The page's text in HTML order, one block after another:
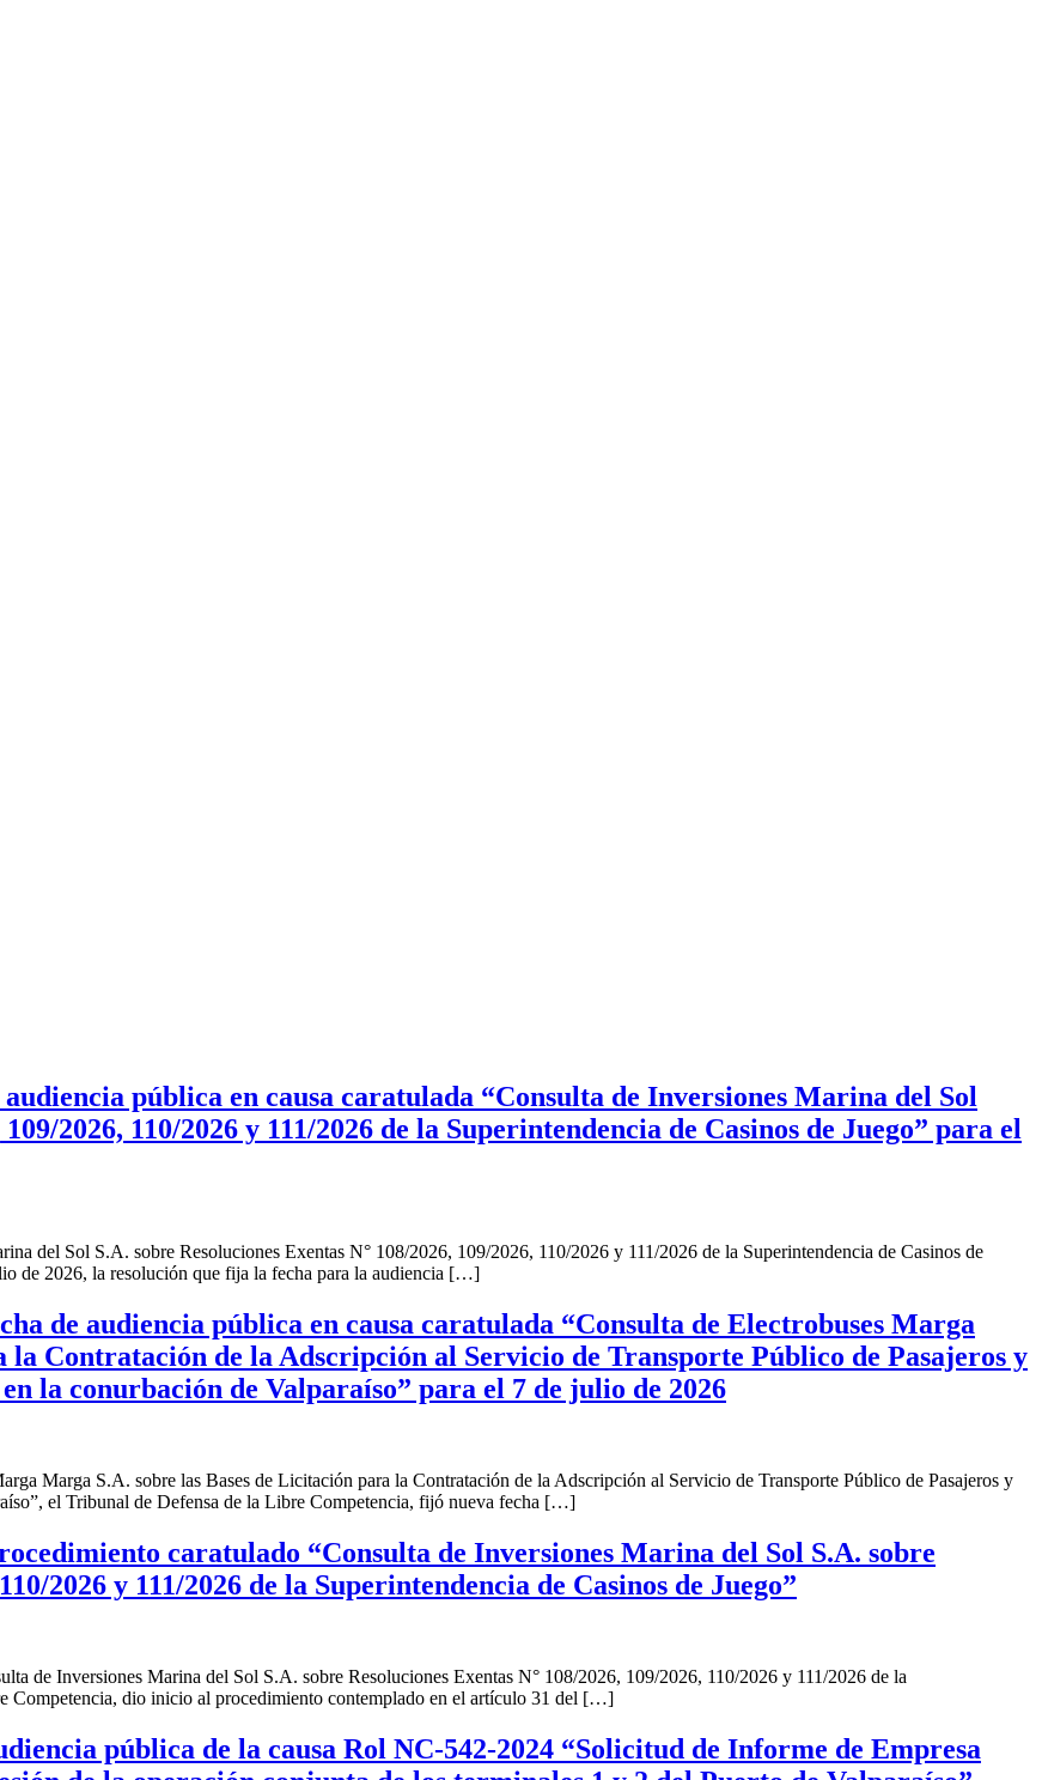
pública en causa caratulada “Consulta de Inversiones Marina del Sol
2026, 110/2026 y 111/2026 de la Superintendencia de Casinos de Juego” para el
del Sol S.A. sobre Resoluciones Exentas N° 108/2026, 109/2026, 110/2026 y 111/2026 de la Superintendencia de Casinos de
de 2026, la resolución que fija la fecha para la audiencia […]
de audiencia pública en causa caratulada “Consulta de Electrobuses Marga
Contratación de la Adscripción al Servicio de Transporte Público de Pasajeros y
la conurbación de Valparaíso” para el 7 de julio de 2026
Marga S.A. sobre las Bases de Licitación para la Contratación de la Adscripción al Servicio de Transporte Público de Pasajeros y
el Tribunal de Defensa de la Libre Competencia, fijó nueva fecha […]
caratulado “Consulta de Inversiones Marina del Sol S.A. sobre
2026 y 111/2026 de la Superintendencia de Casinos de Juego”
de Inversiones Marina del Sol S.A. sobre Resoluciones Exentas N° 108/2026, 109/2026, 110/2026 y 111/2026 de la
Competencia, dio inicio al procedimiento contemplado en el artículo 31 del […]
pública de la causa Rol NC-542-2024 “Solicitud de Informe de Empresa